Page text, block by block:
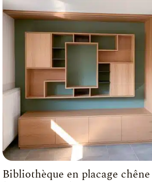
Bibliothèque en placage chêne